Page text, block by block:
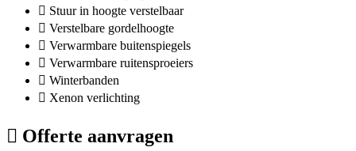
Stuur in hoogte verstelbaar
Verstelbare gordelhoogte
Verwarmbare buitenspiegels
Verwarmbare ruitensproeiers
Winterbanden
Xenon verlichting
Offerte aanvragen